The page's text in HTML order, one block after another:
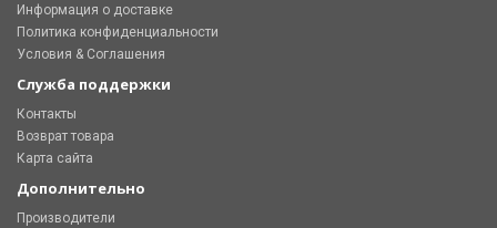
Информация о доставке
Политика конфиденциальности
Условия & Соглашения
Служба поддержки
Контакты
Возврат товара
Карта сайта
Дополнительно
Производители